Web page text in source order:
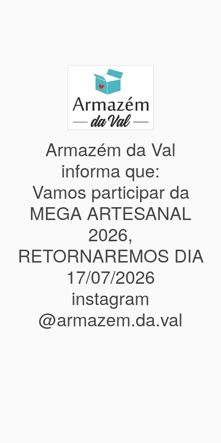
Armazém da Val
informa que:
Vamos participar da
MEGA ARTESANAL
2026,
RETORNAREMOS DIA
17/07/2026
instagram
@armazem.da.val